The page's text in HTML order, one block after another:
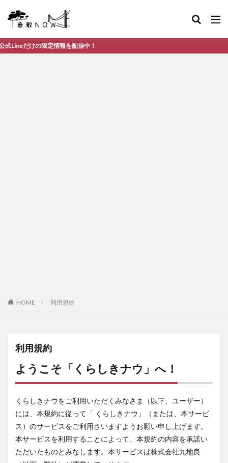
情報を配信中！
HOME 利用規約
利用規約
ようこそ「くらしきナウ」へ！
くらしきナウをご利用いただくみなさま（以下、ユーザー）
には、本規約に従って「 くらしきナウ」（または、本サービ
ス）のサービスをご利用さいますようお願い申し上げます。
本サービスを利用することによって、本規約の内容を承諾い
ただいたものとみなします。本サービスは株式会社九地良